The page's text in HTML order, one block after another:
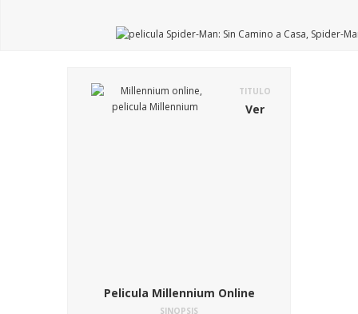
TITULO
Ver
Pelicula Millennium Online
SINOPSIS